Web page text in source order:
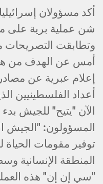
أكد مسؤولان
شن عملية برية على
وتطابقت
أمس عن الهدف من
إعلام عبرية عن
أعداد الفلسطينيين
الآن "يتيح" للجيش بدء
المسؤولون: "الجيش
توفير مقومات الحياة
المنطقة
"سي إن إن" هذه